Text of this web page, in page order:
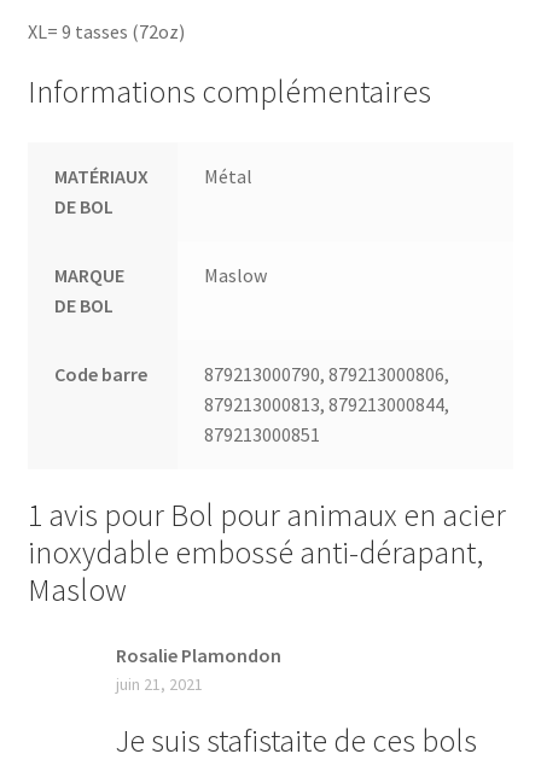
XL= 9 tasses (72oz)
Informations complémentaires
MATÉRIAUX
DE BOL
Métal
MARQUE
DE BOL
Maslow
Code barre
879213000790, 879213000806,
879213000813, 879213000844,
879213000851
1 avis pour Bol pour animaux en acier
inoxydable embossé anti-dérapant,
Maslow
Rosalie Plamondon
juin 21, 2021
Je suis stafistaite de ces bols